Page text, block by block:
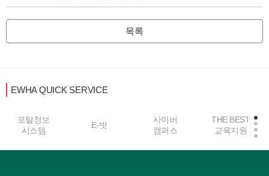
목록
EWHA QUICK SERVICE
포탈정보
시스템
E-벗
사이버
캠퍼스
THE BEST
교육지원